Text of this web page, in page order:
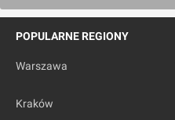
POPULARNE REGIONY
Warszawa
Kraków